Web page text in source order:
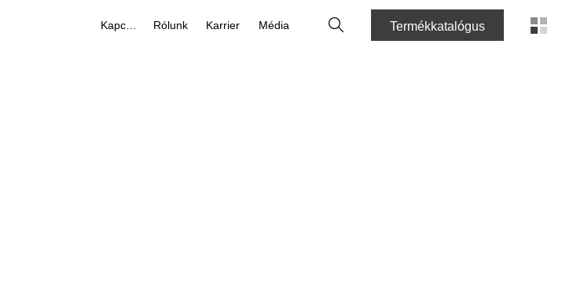
Rólunk Karrier Média KeresésTermékkatalógus